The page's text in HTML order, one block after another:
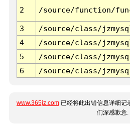
2 /source/function/
3 /source/class/
4
/source/class/
5
/source/class/
6
/source/class/
www.365jz.com 已经将此出错信息详细记
们深感歉意.